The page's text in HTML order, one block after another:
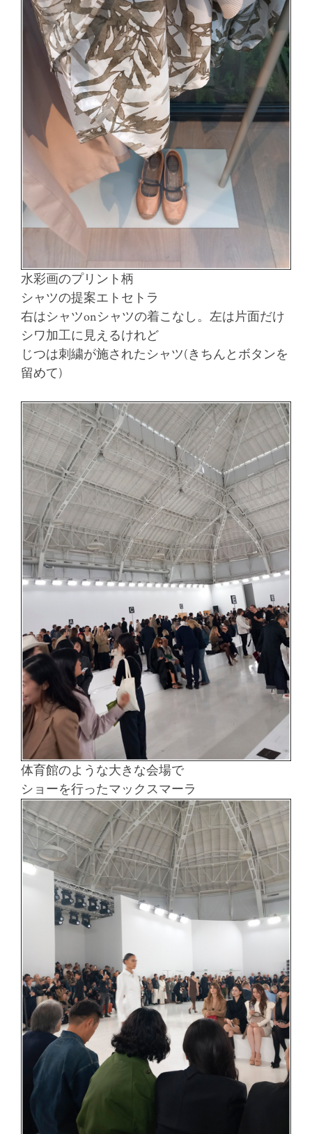
水彩画のプリント柄
シャツの提案エトセトラ
右はシャツonシャツの着こなし。左は片面だけ
シワ加工に見えるけれど
じつは刺繍が施されたシャツ(きちんとボタンを
留めて)
体育館のような大きな会場で
ショーを行ったマックスマーラ